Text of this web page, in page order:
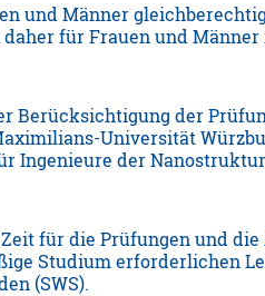
und Männer
für Frauen und Männer
Berücksichtigung der
Universität
Ingenieure der
für die Prüfungen und
Studium erforderlichen
(SWS).